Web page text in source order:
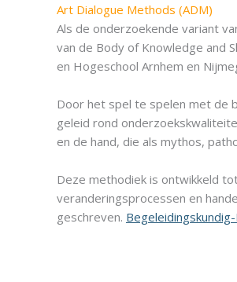
Art Dialogue Methods (ADM)
Als de onderzoekende variant
van de Body of Knowledge and
en Hogeschool Arnhem en
Door het spel te spelen met de
geleid rond
en de hand, die als mythos,
Deze methodiek is ontwikkeld
veranderingsprocessen en
geschreven.